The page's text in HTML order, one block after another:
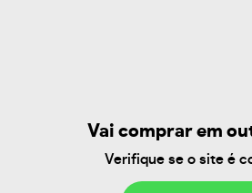
Vai comprar em
Verifique se o site é